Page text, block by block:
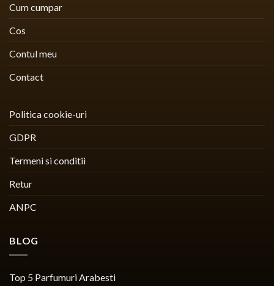
Cum cumpar
Cos
Contul meu
Contact
Politica cookie-uri
GDPR
Termeni si conditii
Retur
ANPC
BLOG
Top 5 Parfumuri Arabesti